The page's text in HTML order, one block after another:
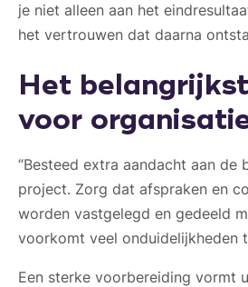
je niet alleen aan het
het vertrouwen dat daarna
Het
voor
“Besteed extra aandacht aan de
project. Zorg dat afspraken en
worden vastgelegd en gedeeld
voorkomt veel onduidelijkheden
Een sterke voorbereiding vormt